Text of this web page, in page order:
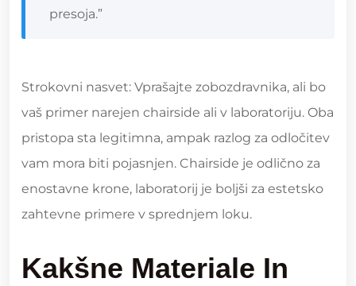
presoja.”
Strokovni nasvet: Vprašajte zobozdravnika, ali bo
vaš primer narejen chairside ali v laboratoriju. Oba
pristopa sta legitimna, ampak razlog za odločitev
vam mora biti pojasnjen. Chairside je odlično za
enostavne krone, laboratorij je boljši za estetsko
zahtevne primere v sprednjem loku.
Kakšne Materiale In